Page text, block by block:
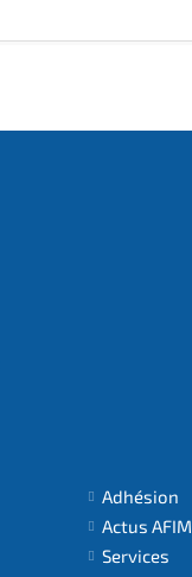
Adhésion
Actus AFIM
Services